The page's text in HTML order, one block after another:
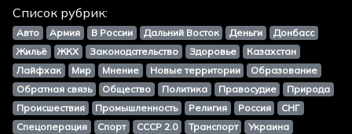
Список рубрик:
Авто Армия В России Дальний Восток Деньги
Донбасс
Жильё
ЖКХ Законодательство Здоровье
Казахстан
Лайфхак
Мир Мнение Новые территории
Образование
Обратная связь
Общество Политика Правосудие
Природа
Происшествия
Промышленность Религия Россия
СНГ
Спецоперация
Спорт СССР 2.0 Транспорт
Украина